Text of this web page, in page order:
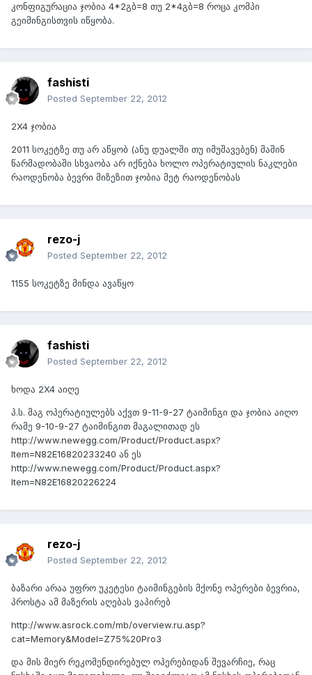
კონფიგურაცია ჯობია 4*2გბ=8 თუ 2*4გბ=8 როცა კომპი
გეიმინგისთვის იწყობა.
fashisti
Posted September 22, 2012
2X4 ჯობია
2011 სოკეტზე თუ არ აწყობ (ანუ დუალში თუ იმუშავებენ) მაშინ
წარმადობაში სხვაობა არ იქნება ხოლო ოპერატიულის ნაკლები
რაოდენობა ბევრი მიზეზით ჯობია მეტ რაოდენობას
rezo-j
Posted September 22, 2012
1155 სოკეტზე მინდა ავაწყო
fashisti
Posted September 22, 2012
ხოდა 2X4 აიღე
პ.ს. მაგ ოპერატიულებს აქვთ 9-11-9-27 ტაიმინგი და ჯობია აიღო
რამე 9-10-9-27 ტაიმინგით მაგალითად ეს
http://www.newegg.com/Product/Product.aspx?
Item=N82E16820233240 ან ეს
http://www.newegg.com/Product/Product.aspx?
Item=N82E16820226224
rezo-j
Posted September 22, 2012
ბაზარი არაა უფრო უკეტესი ტაიმინგების მქონე ოპერები ბევრია,
პროსტა ამ მაზერის აღებას ვაპირებ
http://www.asrock.com/mb/overview.ru.asp?
cat=Memory&Model=Z75%20Pro3
და მის მიერ რეკომენდირებულ ოპერებიდან შევარჩიე, რაც